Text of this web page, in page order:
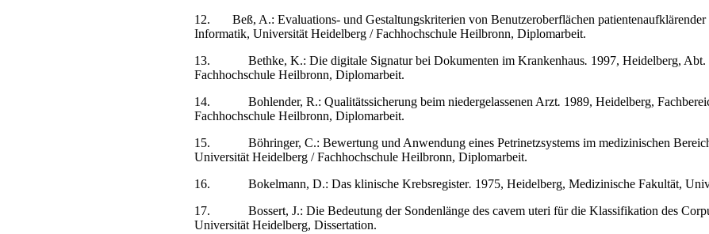
12.
Beß, A.: Evaluations- und Gestaltungskriterien von Benutzeroberflächen
Informatik, Universität Heidelberg / Fachhochschule Heilbronn, Diplomarbeit.
13.
Bethke, K.: Die digitale Signatur bei Dokumenten im Krankenhaus. 1997, Heidelberg,
Fachhochschule Heilbronn, Diplomarbeit.
14.
Bohlender, R.: Qualitätssicherung beim niedergelassenen Arzt. 1989, Heidelberg,
Fachhochschule Heilbronn, Diplomarbeit.
15.
Böhringer, C.: Bewertung und Anwendung eines Petrinetzsystems im medizinischen
Universität Heidelberg / Fachhochschule Heilbronn, Diplomarbeit.
16.
Bokelmann, D.: Das klinische Krebsregister. 1975, Heidelberg, Medizinische Fakultät,
17.
Bossert, J.: Die Bedeutung der Sondenlänge des cavem uteri für die Klassifikation des
Universität Heidelberg, Dissertation.